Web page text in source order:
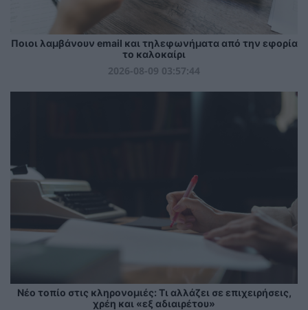
Ποιοι λαμβάνουν email και τηλεφωνήματα από την εφορία
το καλοκαίρι
2026-08-09 03:57:44
Νέο τοπίο στις κληρονομιές: Τι αλλάζει σε επιχειρήσεις,
χρέη και «εξ αδιαιρέτου»